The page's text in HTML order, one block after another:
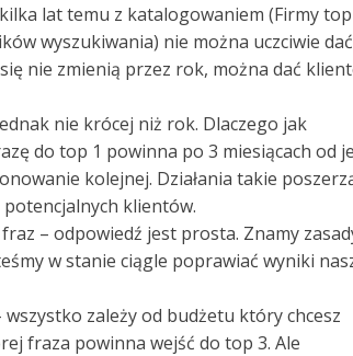
lat temu z katalogowaniem (Firmy top
wyszukiwania) nie można uczciwie dać
nie zmienią przez rok, można dać
nie krócej niż rok. Dlaczego jak
do top 1 powinna po 3 miesiącach od
kolejnej. Działania takie
klientów.
– odpowiedź jest prosta. Znamy
w stanie ciągle poprawiać wyniki
zależy od budżetu który chcesz
fraza powinna wejść do top 3. Ale